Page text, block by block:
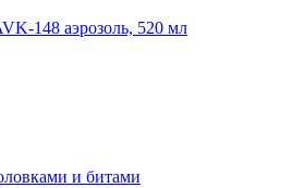
148 аэрозоль, 520 мл
и битами